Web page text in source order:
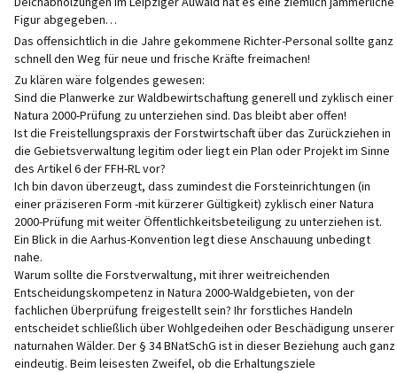
Figur abgegeben…
Das offensichtlich in die Jahre gekommene Richter-Personal sollte ganz
schnell den Weg für neue und frische Kräfte freimachen!
Zu klären wäre folgendes gewesen:
Sind die Planwerke zur Waldbewirtschaftung generell und zyklisch einer
Natura 2000-Prüfung zu unterziehen sind. Das bleibt aber offen!
Ist die Freistellungspraxis der Forstwirtschaft über das Zurückziehen in
die Gebietsverwaltung legitim oder liegt ein Plan oder Projekt im Sinne
des Artikel 6 der FFH-RL vor?
Ich bin davon überzeugt, dass zumindest die Forsteinrichtungen (in
einer präziseren Form -mit kürzerer Gültigkeit) zyklisch einer Natura
2000-Prüfung mit weiter Öffentlichkeitsbeteiligung zu unterziehen ist.
Ein Blick in die Aarhus-Konvention legt diese Anschauung unbedingt
nahe.
Warum sollte die Forstverwaltung, mit ihrer weitreichenden
Entscheidungskompetenz in Natura 2000-Waldgebieten, von der
fachlichen Überprüfung freigestellt sein? Ihr forstliches Handeln
entscheidet schließlich über Wohlgedeihen oder Beschädigung unserer
naturnahen Wälder. Der § 34 BNatSchG ist in dieser Beziehung auch ganz
eindeutig. Beim leisesten Zweifel, ob die Erhaltungsziele